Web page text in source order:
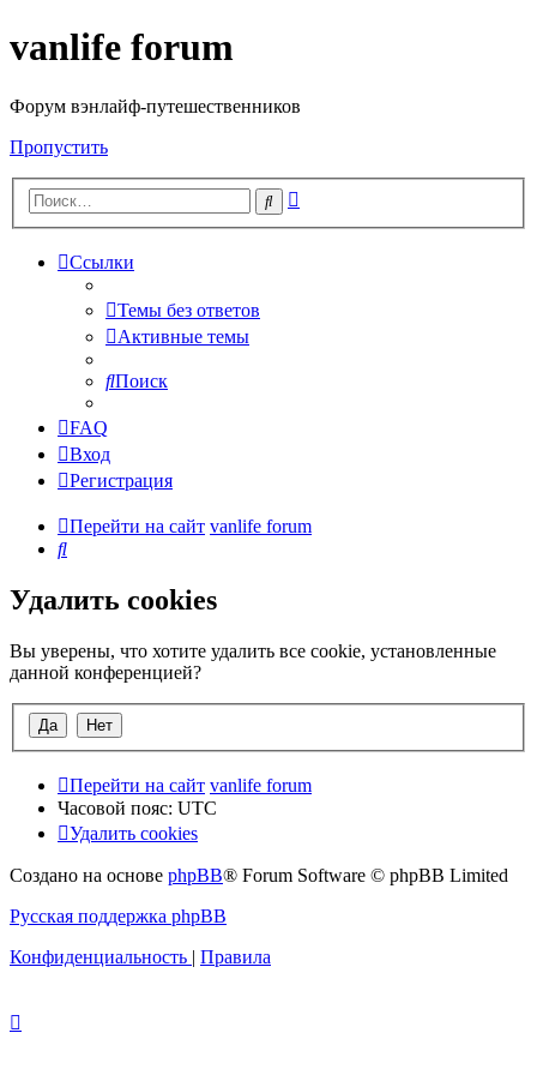
vanlife forum
Форум вэнлайф-путешественников
Пропустить
Поиск
Ссылки
Темы без ответов
Активные темы
Поиск
FAQ
Вход
Регистрация
Перейти на сайт vanlife forum
Поиск
Удалить cookies
Вы уверены, что хотите удалить все cookie, установленные
данной конференцией?
Перейти на сайт vanlife forum
Часовой пояс: UTC
Удалить cookies
Создано на основе phpBB® Forum Software © phpBB Limited
Русская поддержка phpBB
Конфиденциальность | Правила